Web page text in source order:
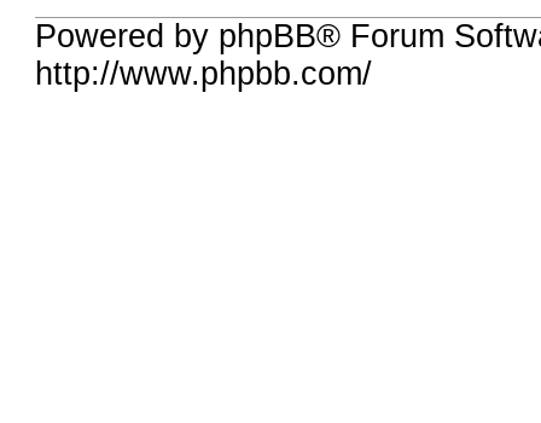
Powered by phpBB® Forum
http://www.phpbb.com/